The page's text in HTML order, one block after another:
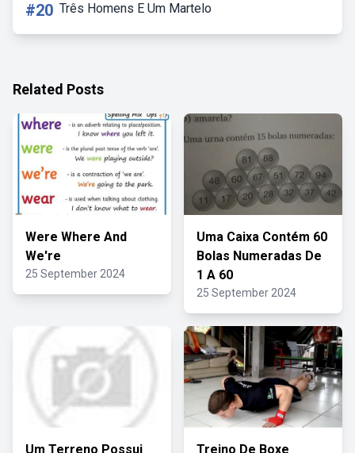
#20 Três Homens E Um Martelo
Related Posts
Were Where And
We're
25 September 2024
Uma Caixa Contém 60
Bolas Numeradas De
1 A 60
25 September 2024
Um Terreno Possui Treino De Boxe